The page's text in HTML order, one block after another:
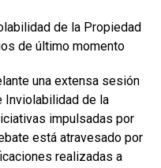
de la Propiedad
de último momento
una extensa sesión
Inviolabilidad de la
impulsadas por
está atravesado por
realizadas a